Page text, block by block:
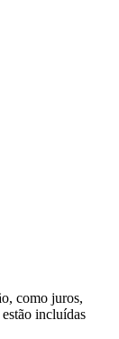
como juros,
incluídas